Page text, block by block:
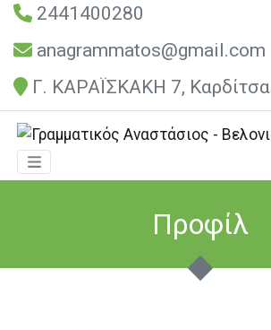
2441400280
anagrammatos@gmail.com
Γ. ΚΑΡΑΪΣΚΑΚΗ 7, Καρδίτσα
Προφίλ